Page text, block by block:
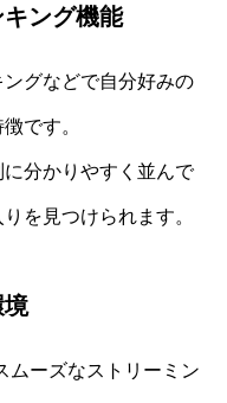
ング機能
グなどで自分好みの
です。
分かりやすく並んで
を見つけられます。
境
ムーズなストリーミン